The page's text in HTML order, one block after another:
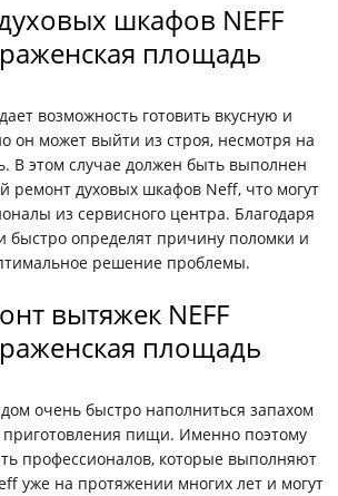
шкафов NEFF
площадь
возможность готовить вкусную и
он может выйти из строя, несмотря на
В этом случае должен быть выполнен
ремонт духовых шкафов Neff, что могут
из сервисного центра. Благодаря
быстро определят причину поломки и
решение проблемы.
вытяжек NEFF
площадь
очень быстро наполниться запахом
пищи. Именно поэтому
профессионалов, которые выполняют
уже на протяжении многих лет и могут